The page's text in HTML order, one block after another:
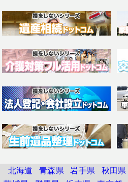
北海道 青森県 岩手県 秋田県